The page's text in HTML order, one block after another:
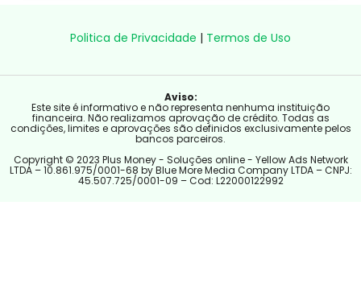
Politica de Privacidade | Termos de Uso
Aviso:
Este site é informativo e não representa nenhuma instituição
financeira. Não realizamos aprovação de crédito. Todas as
condições, limites e aprovações são definidos exclusivamente pelos
bancos parceiros.
Copyright © 2023 Plus Money - Soluções online - Yellow Ads Network
LTDA – 10.861.975/0001-68 by Blue More Media Company LTDA – CNPJ:
45.507.725/0001-09 – Cod: L22000122992